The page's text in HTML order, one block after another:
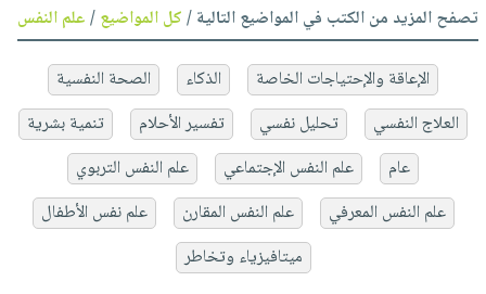
تصفح المزيد من الكتب في المواضيع التالية /كل المواضيع/علم النفس
الإعاقة والإحتياجات الخاصة الذكاء
الصحة النفسية
العلاج النفسي
تحليل نفسي تفسير الأحلام
تنمية بشرية
عام
علم النفس الإجتماعي
علم النفس التربوي
علم النفس المعرفي
علم النفس المقارن
علم نفس الأطفال
ميتافيزياء وتخاطر